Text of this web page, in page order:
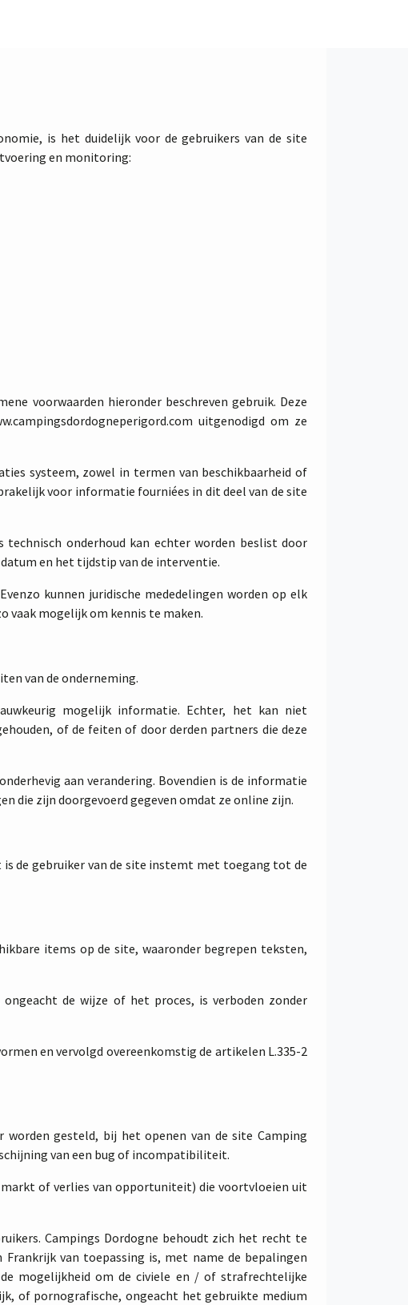
is het duidelijk voor de gebruikers van de site
en monitoring:
voorwaarden hieronder beschreven gebruik. Deze
uitgenodigd om ze
systeem, zowel in termen van beschikbaarheid of
voor informatie fourniées in dit deel van de site
onderhoud kan echter worden beslist door
en het tijdstip van de interventie.
kunnen juridische mededelingen worden op elk
vaak mogelijk om kennis te maken.
van de onderneming.
mogelijk informatie. Echter, het kan niet
of de feiten of door derden partners die deze
aan verandering. Bovendien is de informatie
die zijn doorgevoerd gegeven omdat ze online zijn.
is de gebruiker van de site instemt met toegang tot de
items op de site, waaronder begrepen teksten,
de wijze of het proces, is verboden zonder
en vervolgd overeenkomstig de artikelen L.335-2
worden gesteld, bij het openen van de site Camping
van een bug of incompatibiliteit.
markt of verlies van opportuniteit) die voortvloeien uit
Campings Dordogne behoudt zich het recht te
van toepassing is, met name de bepalingen
de mogelijkheid om de civiele en / of strafrechtelijke
of pornografische, ongeacht het gebruikte medium